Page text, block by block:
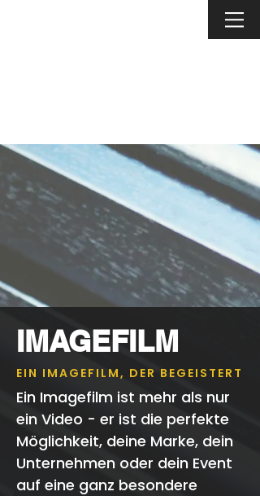
IMAGEFILM
EIN IMAGEFILM, DER BEGEISTERT
Ein Imagefilm ist mehr als nur
ein Video - er ist die perfekte
Möglichkeit, deine Marke, dein
Unternehmen oder dein Event
auf eine ganz besondere